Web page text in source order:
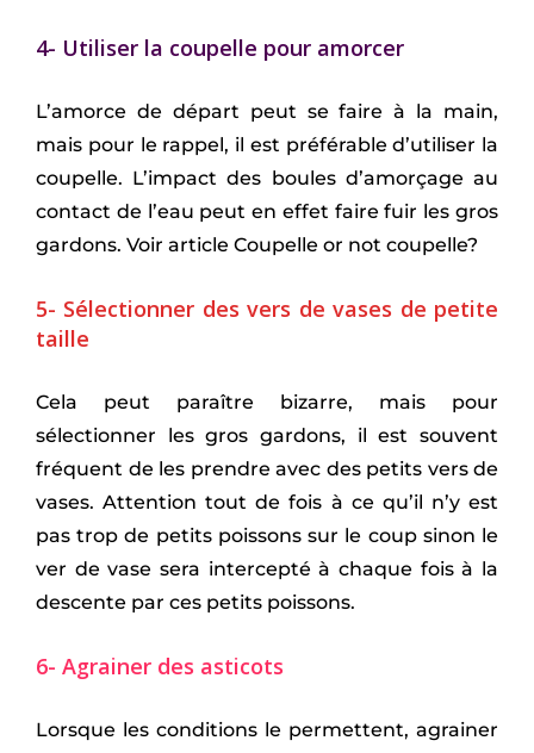
4- Utiliser la coupelle pour amorcer
L’amorce de départ peut se faire à la main,
mais pour le rappel, il est préférable d’utiliser la
coupelle. L’impact des boules d’amorçage au
contact de l’eau peut en effet faire fuir les gros
gardons. Voir article Coupelle or not coupelle?
5- Sélectionner des vers de vases de petite
taille
Cela peut paraître bizarre, mais pour
sélectionner les gros gardons, il est souvent
fréquent de les prendre avec des petits vers de
vases. Attention tout de fois à ce qu’il n’y est
pas trop de petits poissons sur le coup sinon le
ver de vase sera intercepté à chaque fois à la
descente par ces petits poissons.
6- Agrainer des asticots
Lorsque les conditions le permettent, agrainer